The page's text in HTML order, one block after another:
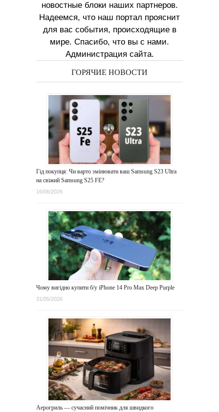
новостные блоки наших партнеров.
Надеемся, что наш портал прояснит
для вас события, происходящие в
мире. Спасибо, что вы с нами.
Администрация сайта.
ГОРЯЧИЕ НОВОСТИ
Гід покупця: Чи варто змінювати ваш Samsung S23 Ultra
на свіжий Samsung S25 FE?
16/06/2026
Чому вигідно купити б/у iPhone 14 Pro Max Deep Purple
31/05/2026
Аерогриль — сучасний помічник для швидкого